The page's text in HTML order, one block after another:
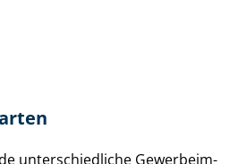
un­ter­schied­li­che Ge­wer­be­im­